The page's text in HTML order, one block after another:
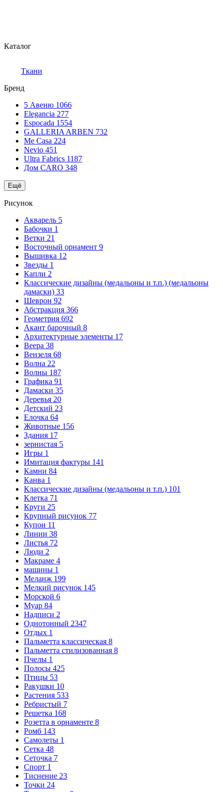
Каталог
Ткани
Бренд
5 Авеню 1066
Elegancia 277
Espocada 1554
GALLERIA ARBEN 732
Me Casa 224
Nevio 451
Ultra Fabrics 1187
Дом CARO 348
Ещё
Рисунок
Акварель 5
Бабочки 1
Ветки 21
Восточный орнамент 9
Вышивка 12
Звезды 1
Капли 2
Классические дизайны (медальоны и т.п.) (медальоны
дамаски) 33
Шеврон 92
Абстракция 366
Геометрия 692
Акант барочный 8
Архитектурные элементы 17
Веера 38
Вензеля 68
Волна 22
Волны 187
Графика 91
Дамаски 35
Деревья 20
Детский 23
Елочка 64
Животные 156
Здания 17
зернистая 5
Игры 1
Имитация фактуры 141
Камни 84
Канва 1
Классические дизайны (медальоны и т.п.) 101
Клетка 71
Круги 25
Крупный рисунок 77
Купон 11
Линии 38
Листья 72
Люди 2
Макраме 4
машины 1
Меланж 199
Мелкий рисунок 145
Морской 6
Муар 84
Надписи 2
Однотонный 2347
Отдых 1
Пальметта классическая 8
Пальметта стилизованная 8
Пчелы 1
Полосы 425
Птицы 53
Ракушки 10
Растения 533
Ребристый 7
Решетка 168
Розетта в орнаменте 8
Ромб 143
Самолеты 1
Сетка 48
Сеточка 7
Спорт 1
Тиснение 23
Точки 24